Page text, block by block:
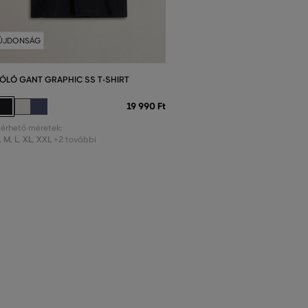
GANT GRAPHIC SS T-SHIRT
19 990 Ft
méretek:
, M, L, XL, XXL +2 további